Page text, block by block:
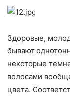
Здоровые,
бывают
некоторые
волосами
цвета.